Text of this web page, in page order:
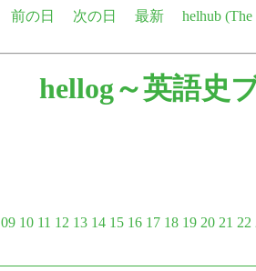
前の日 次の日 最新
helhub
hellog～英語史
09 10 11 12 13 14 15 16 17 18 19 20 21 22